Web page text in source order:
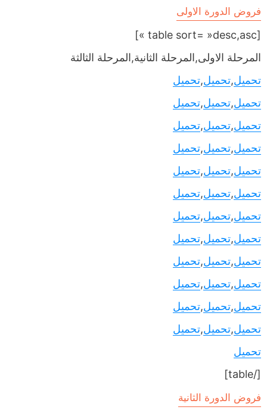
فروض الدورة الاولى
[table sort= »desc,asc »]
المرحلة الاولى,المرحلة الثانية,المرحلة الثالثة
تحميل,تحميل,تحميل
تحميل,تحميل,تحميل
تحميل,تحميل,تحميل
تحميل,تحميل,تحميل
تحميل,تحميل,تحميل
تحميل,تحميل,تحميل
تحميل,تحميل,تحميل
تحميل,تحميل,تحميل
تحميل,تحميل,تحميل
تحميل,تحميل,تحميل
تحميل,تحميل,تحميل
تحميل,تحميل,تحميل
تحميل
[/table]
فروض الدورة الثانية